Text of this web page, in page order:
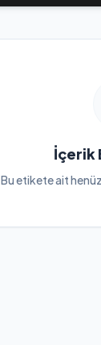
İçerik
Bu etikete ait